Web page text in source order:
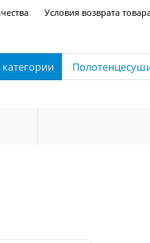
Условия возврата
категории